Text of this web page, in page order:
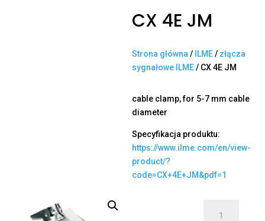
CX 4E JM
Strona główna / ILME/ złącza
sygnałowe ILME/ CX 4E JM
cable clamp, for 5-7 mm cable
diameter
Specyfikacja produktu:
https://www.ilme.com/en/view-
product/?
code=CX+4E+JM&pdf=1